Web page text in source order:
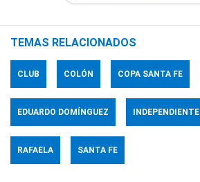
TEMAS RELACIONADOS
CLUB COLÓN COPA SANTA FE
EDUARDO DOMÍNGUEZ INDEPENDIENTE
RAFAELA SANTA FE